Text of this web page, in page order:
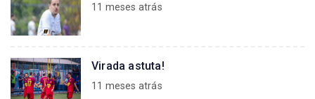
11 meses atrás
Virada astuta!
11 meses atrás